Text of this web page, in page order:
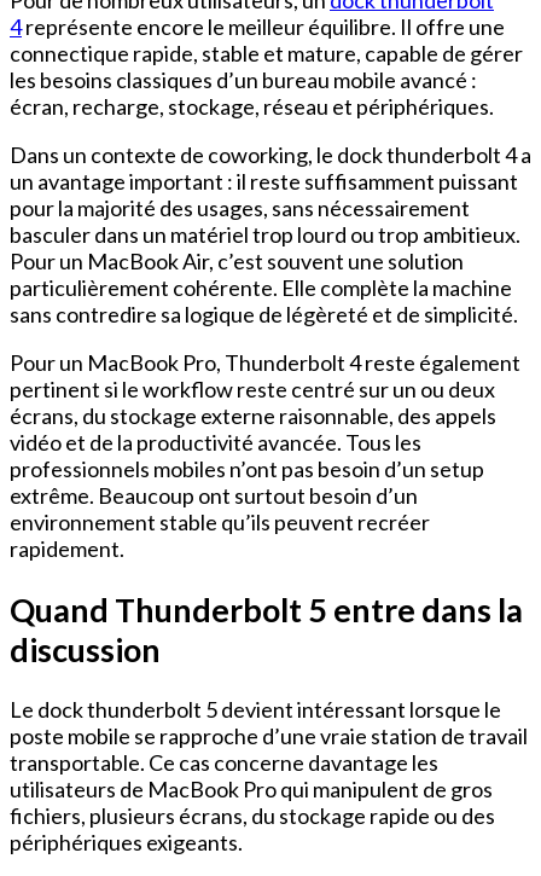
4représente encore le meilleur équilibre. Il offre une
connectique rapide, stable et mature, capable de gérer
les besoins classiques d’un bureau mobile avancé :
écran, recharge, stockage, réseau et périphériques.
Dans un contexte de coworking, le dock thunderbolt 4 a
un avantage important : il reste suffisamment puissant
pour la majorité des usages, sans nécessairement
basculer dans un matériel trop lourd ou trop ambitieux.
Pour un MacBook Air, c’est souvent une solution
particulièrement cohérente. Elle complète la machine
sans contredire sa logique de légèreté et de simplicité.
Pour un MacBook Pro, Thunderbolt 4 reste également
pertinent si le workflow reste centré sur un ou deux
écrans, du stockage externe raisonnable, des appels
vidéo et de la productivité avancée. Tous les
professionnels mobiles n’ont pas besoin d’un setup
extrême. Beaucoup ont surtout besoin d’un
environnement stable qu’ils peuvent recréer
rapidement.
Quand Thunderbolt 5 entre dans la
discussion
Le dock thunderbolt 5 devient intéressant lorsque le
poste mobile se rapproche d’une vraie station de travail
transportable. Ce cas concerne davantage les
utilisateurs de MacBook Pro qui manipulent de gros
fichiers, plusieurs écrans, du stockage rapide ou des
périphériques exigeants.